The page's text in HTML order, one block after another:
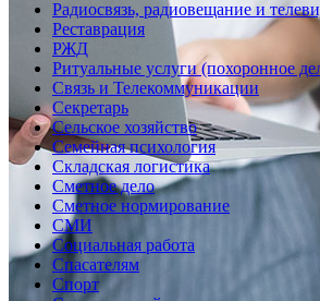
Радиосвязь, радиовещание и
Реставрация
РЖД
Ритуальные услуги (похоронное
Связь и Телекоммуникации
Секретарь
Сельское хозяйство
Семейная психология
Складская логистика
Сметное дело
Сметное нормирование
СМИ
Социальная работа
Спасателям
Спорт